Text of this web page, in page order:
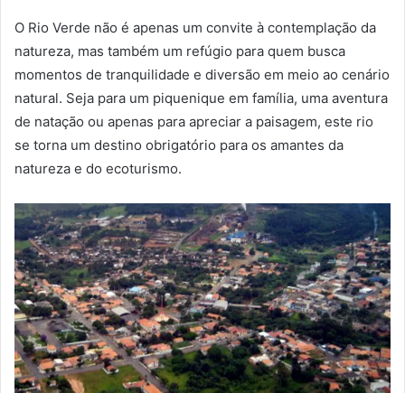
O Rio Verde não é apenas um convite à contemplação da
natureza, mas também um refúgio para quem busca
momentos de tranquilidade e diversão em meio ao cenário
natural. Seja para um piquenique em família, uma aventura
de natação ou apenas para apreciar a paisagem, este rio
se torna um destino obrigatório para os amantes da
natureza e do ecoturismo.